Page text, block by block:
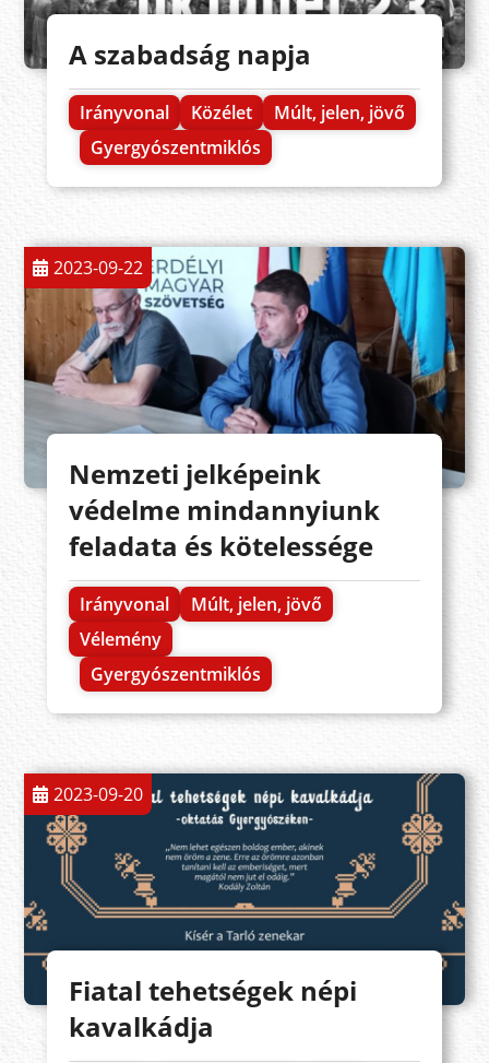
A szabadság napja
Irányvonal Közélet
Múlt, jelen, jövő
Gyergyószentmiklós
2023-09-22
Nemzeti jelképeink
védelme mindannyiunk
feladata és kötelessége
Irányvonal
Múlt, jelen, jövő
Vélemény
Gyergyószentmiklós
2023-09-20
Fiatal tehetségek népi
kavalkádja